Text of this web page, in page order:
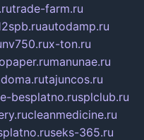
trade-farm.ru
autodamp.ru
nv750.rux-ton.ru
manunae.ru
tajuncos.ru
besplatno.rusplclub.ru
cleanmedicine.ru
seks-365.ru